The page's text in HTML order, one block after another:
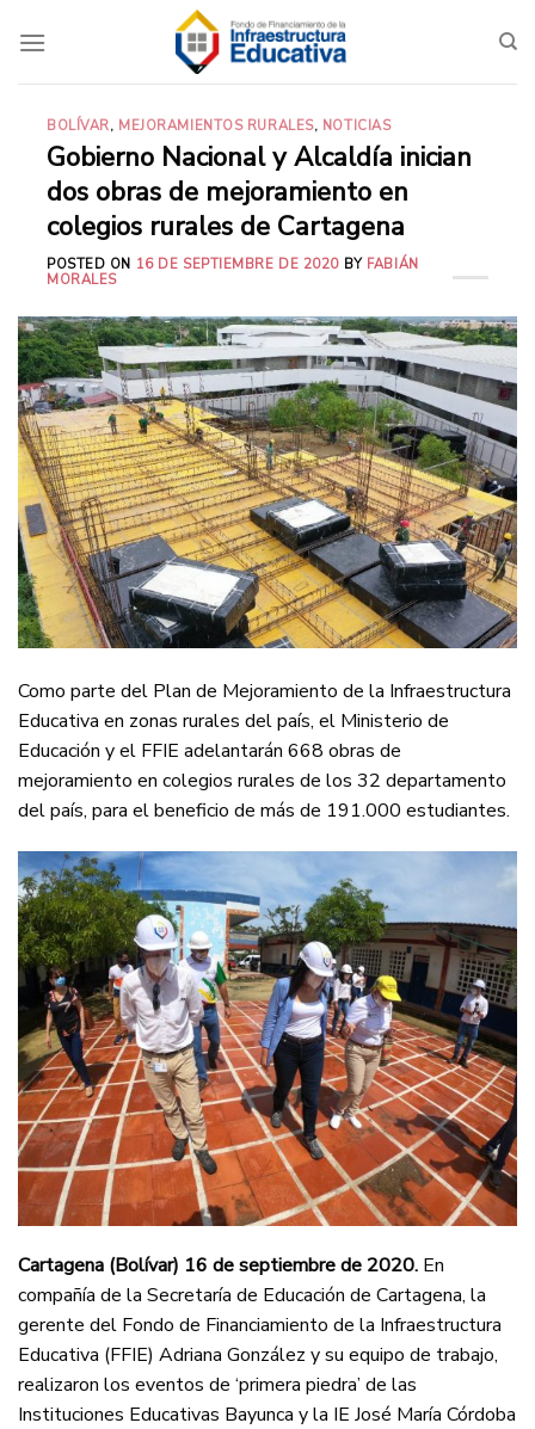
BOLÍVAR, MEJORAMIENTOS RURALES, NOTICIAS
Gobierno Nacional y Alcaldía inician
dos obras de mejoramiento en
colegios rurales de Cartagena
POSTED ON 16 DE SEPTIEMBRE DE 2020 BY FABIÁN
MORALES
Como parte del Plan de Mejoramiento de la Infraestructura
Educativa en zonas rurales del país, el Ministerio de
Educación y el FFIE adelantarán 668 obras de
mejoramiento en colegios rurales de los 32 departamento
del país, para el beneficio de más de 191.000 estudiantes.
Cartagena (Bolívar) 16 de septiembre de 2020. En
compañía de la Secretaría de Educación de Cartagena, la
gerente del Fondo de Financiamiento de la Infraestructura
Educativa (FFIE) Adriana González y su equipo de trabajo,
realizaron los eventos de ‘primera piedra’ de las
Instituciones Educativas Bayunca y la IE José María Córdoba